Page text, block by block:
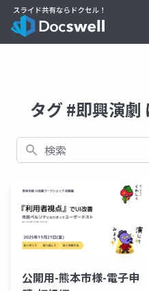
タグ #即興演劇
検索
公開用-熊本市様-電子申